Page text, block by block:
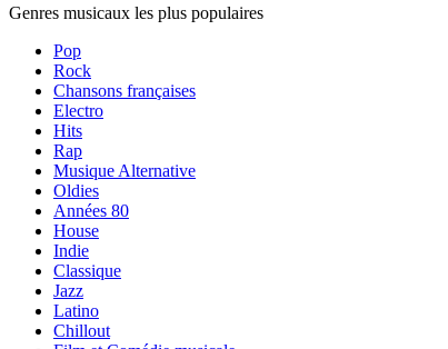
Genres musicaux les plus populaires
Pop
Rock
Chansons françaises
Electro
Hits
Rap
Musique Alternative
Oldies
Années 80
House
Indie
Classique
Jazz
Latino
Chillout